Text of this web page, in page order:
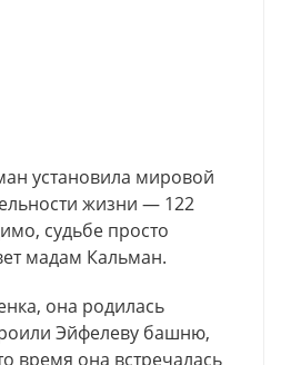
установила мировой
жизни — 122
судьбе просто
мадам Кальман.
она родилась
Эйфелеву башню,
время она встречалась